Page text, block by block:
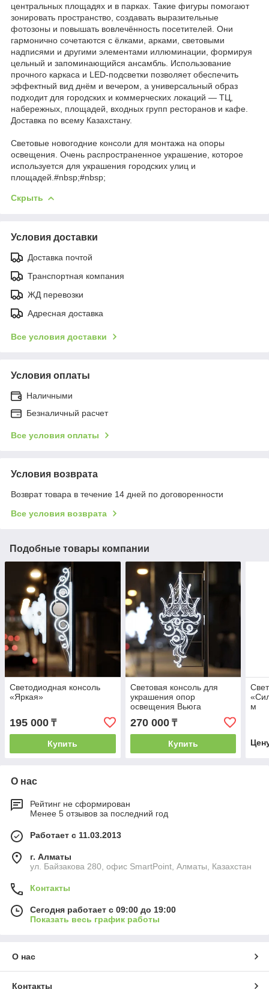
центральных площадях и в парках. Такие фигуры помогают
зонировать пространство, создавать выразительные
фотозоны и повышать вовлечённость посетителей. Они
гармонично сочетаются с ёлками, арками, световыми
надписями и другими элементами иллюминации, формируя
цельный и запоминающийся ансамбль. Использование
прочного каркаса и LED-подсветки позволяет обеспечить
эффектный вид днём и вечером, а универсальный образ
подходит для городских и коммерческих локаций — ТЦ,
набережных, площадей, входных групп ресторанов и кафе.
Доставка по всему Казахстану.
Световые новогодние консоли для монтажа на опоры
освещения. Очень распространенное украшение, которое
используется для украшения городских улиц и
площадей.#nbsp;#nbsp;
Скрыть
Условия доставки
Доставка почтой
Транспортная компания
ЖД перевозки
Адресная доставка
Все условия доставки
Условия оплаты
Наличными
Безналичный расчет
Все условия оплаты
Условия возврата
Возврат товара в течение 14 дней по договоренности
Все условия возврата
Подобные товары компании
Светодиодная консоль
«Яркая»
195 000 ₸
Купить
Световая консоль для
украшения опор
освещения Вьюга
270 000₸
Купить
м
О нас
Рейтинг не сформирован
Менее 5 отзывов за последний год
Работает с 11.03.2013
г. Алматы
ул. Байзакова 280, офис SmartPoint, Алматы, Казахстан
Контакты
Сегодня работает с 09:00 до 19:00
Показать весь график работы
О нас
Контакты